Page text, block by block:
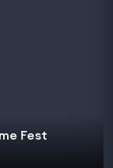
Fest